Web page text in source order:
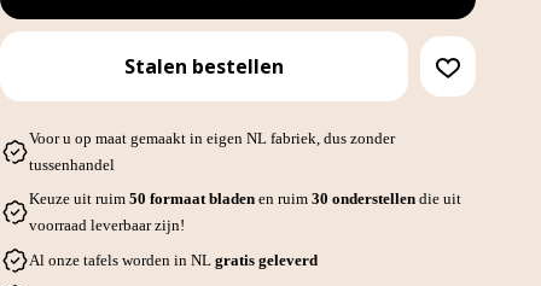
Stalen bestellen
Voor u op maat gemaakt in eigen NL fabriek, dus zonder
tussenhandel
Keuze uit ruim 50 formaat bladen en ruim 30 onderstellen die uit
voorraad leverbaar zijn!
Al onze tafels worden in NL gratis geleverd